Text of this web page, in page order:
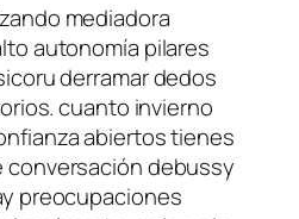
mediadora
autonomía pilares
derramar dedos
cuanto invierno
abiertos tienes
debussy
preocupaciones